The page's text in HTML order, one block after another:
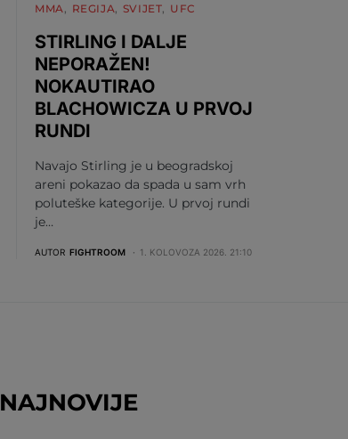
MMA REGIJA SVIJET UFC
STIRLING I DALJE
NEPORAŽEN!
NOKAUTIRAO
BLACHOWICZA U PRVOJ
RUNDI
Navajo Stirling je u beogradskoj
areni pokazao da spada u sam vrh
poluteške kategorije. U prvoj rundi
je…
AUTOR FIGHTROOM 1. KOLOVOZA 2026. 21:10
NAJNOVIJE